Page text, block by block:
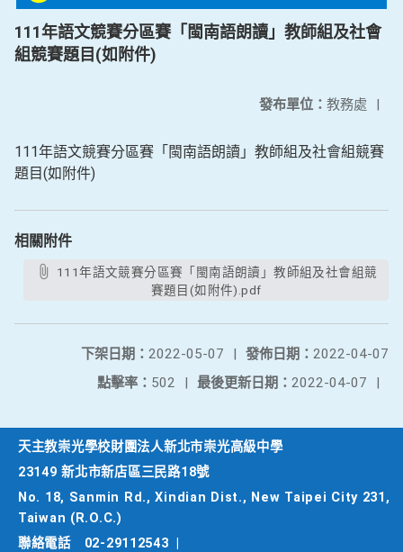
111年語文競賽分區賽「閩南語朗讀」教師組及社會
組競賽題目(如附件)
發布單位： 教務處 |
111年語文競賽分區賽「閩南語朗讀」教師組及社會組競賽
題目(如附件)
相關附件
賽題目(如附件).pdf
發佈日期： 2022-04-07
下架日期： 2022-05-07
|
最後更新日期： 2022-04-07 |
點擊率： 502 |
天主教崇光學校財團法人新北市崇光高級中學
23149 新北市新店區三民路18號
No. 18, Sanmin Rd., Xindian Dist., New Taipei City 231,
Taiwan (R.O.C.)
聯絡電話
02-29112543